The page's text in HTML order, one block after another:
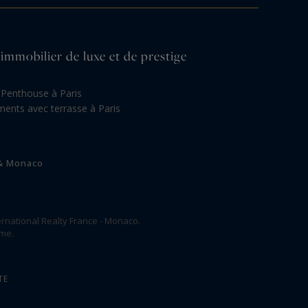
de luxe et de prestige
Penthouse à Paris
avec terrasse à Paris
Monaco
Realty France - Monaco.